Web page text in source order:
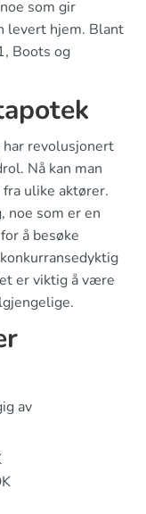
som gir
levert hjem. Blant
Boots og
revolusjonert
Nå kan man
ulike aktører.
noe som er en
å besøke
er viktig å være
av